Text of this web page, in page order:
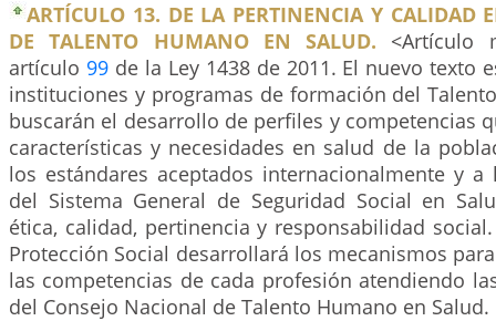
ARTÍCULO 13. DE LA PERTINENCIA Y CALIDAD
DE TALENTO HUMANO EN SALUD. <Artículo
artículo 99de la Ley 1438 de 2011. El nuevo texto
instituciones y programas de formación del
buscarán el desarrollo de perfiles y competencias
características y necesidades en salud de la
los estándares aceptados internacionalmente y
del Sistema General de Seguridad Social en
ética, calidad, pertinencia y responsabilidad
Protección Social desarrollará los mecanismos
las competencias de cada profesión atendiendo
del Consejo Nacional de Talento Humano en Salud.